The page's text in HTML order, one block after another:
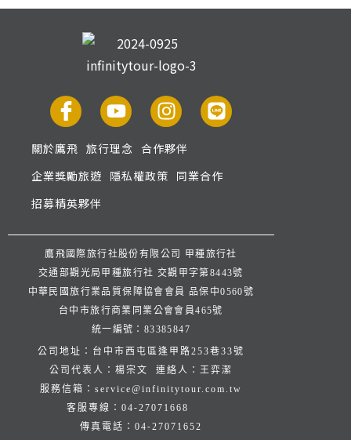
關於鷹飛 旅行理念 合作夥伴
企業獎勵旅遊 隱私權政策 同業合作
招募精英夥伴
鷹飛國際旅行社股份有限公司 甲種旅行社
交通部觀光局甲種旅行社 交觀甲字第8443號
中華民國旅行業品質保障協會會員 品保中0560號
台中市旅行商業同業公會會員465號
統一編號：83385847
公司地址：台中市西屯區逢甲路253巷33號
公司代表人：楊宗文 連絡人：王弈潔
服務信箱： service@infinitytour.com.tw
客服專線： 04-27071668
傳真電話： 04-27071652